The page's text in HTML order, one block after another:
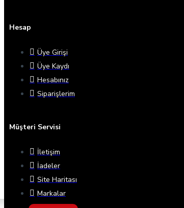
Hesap
Üye Girişi
Üye Kaydı
Hesabınız
Siparişlerim
Müşteri Servisi
İletişim
İadeler
Site Haritası
Markalar